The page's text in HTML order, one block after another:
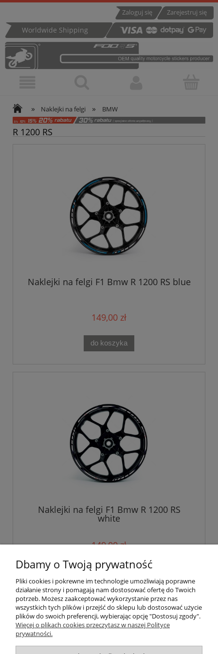
Zarejestruj się
Zaloguj się
Worldwide Shipping
» Naklejki na felgi » BMW
R 1200 RS
Naklejki na felgi F1 Bmw R 1200 RS blue
149,00 zł
do koszyka
Naklejki na felgi F1 Bmw R 1200 RS
white
149,00 zł
do koszyka
Pomoc
Dbamy o Twoją prywatność
Pliki cookies i pokrewne im technologie umożliwiają poprawne
działanie strony i pomagają nam dostosować ofertę do Twoich
potrzeb. Możesz zaakceptować wykorzystanie przez nas
wszystkich tych plików i przejść do sklepu lub dostosować użycie
plików do swoich preferencji, wybierając opcję "Dostosuj zgody".
Więcej o plikach cookies przeczytasz w naszej Polityce
prywatności.